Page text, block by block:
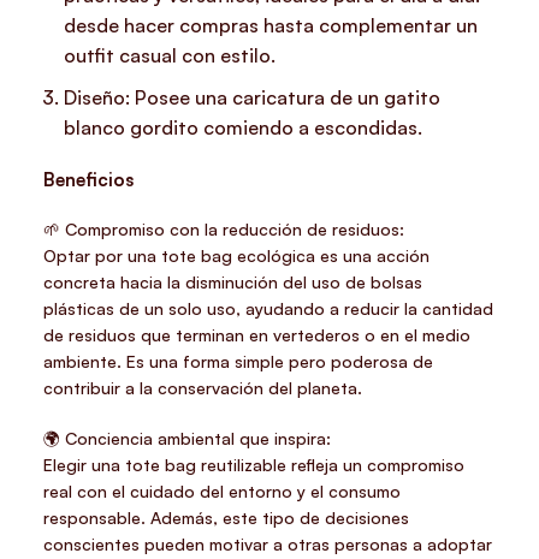
desde hacer compras hasta complementar un
outfit casual con estilo.
Diseño: Posee una caricatura de un gatito
blanco gordito comiendo a escondidas.
Beneficios
🌱 Compromiso con la reducción de residuos:
Optar por una tote bag ecológica es una acción
concreta hacia la disminución del uso de bolsas
plásticas de un solo uso, ayudando a reducir la cantidad
de residuos que terminan en vertederos o en el medio
ambiente. Es una forma simple pero poderosa de
contribuir a la conservación del planeta.
🌍 Conciencia ambiental que inspira:
Elegir una tote bag reutilizable refleja un compromiso
real con el cuidado del entorno y el consumo
responsable. Además, este tipo de decisiones
conscientes pueden motivar a otras personas a adoptar